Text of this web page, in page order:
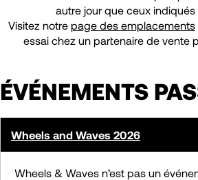
autre jour que ceux
Visitez notre page des emplacements
essai chez un partenaire de vente
ÉVÉNEMENTS
Wheels and Waves 2026
Wheels & Waves n’est pas un